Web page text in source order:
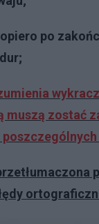
po
muszą zostać